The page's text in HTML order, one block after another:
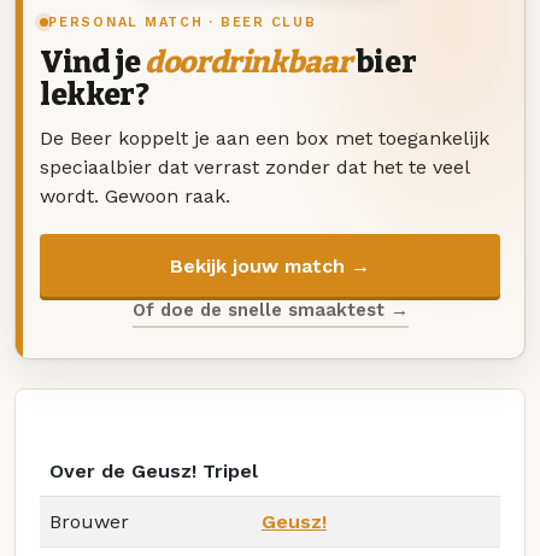
PERSONAL MATCH · BEER CLUB
Vind jedoordrinkbaarbier
lekker?
De Beer koppelt je aan een box met toegankelijk
speciaalbier dat verrast zonder dat het te veel
wordt. Gewoon raak.
Bekijk jouw match →
Of doe de snelle smaaktest →
Over de Geusz! Tripel
Brouwer Geusz!